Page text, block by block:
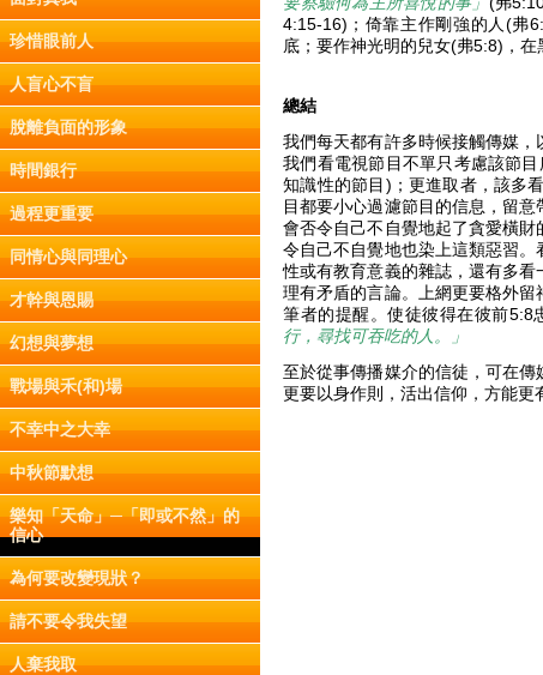
珍惜眼前人
人盲心不盲
脫離負面的形象
時間銀行
過程更重要
同情心與同理心
才幹與恩賜
幻想與夢想
戰場與禾(和)場
不幸中之大幸
中秋節默想
樂知「天命」─「即或不然」的
信心
為何要改變現狀？
請不要令我失望
人棄我取
4:15-16)；倚靠主作剛強的人(弗
底；要作神光明的兒女(弗5:8)，在
總結
我們每天都有許多時候接觸傳媒，
我們看電視節目不單只考慮該節
知識性的節目)；更進取者，該多
目都要小心過濾節目的信息，留
會否令自己不自覺地起了貪愛橫財
令自己不自覺地也染上這類惡習
性或有教育意義的雜誌，還有多
理有矛盾的言論。上網更要格外
筆者的提醒。使徒彼得在彼前5:8
行，尋找可吞吃的人。」
至於從事傳播媒介的信徒，可在
更要以身作則，活出信仰，方能更